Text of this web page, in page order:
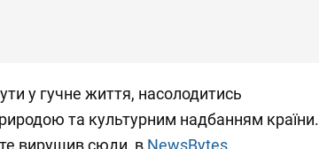
у гучне життя, насолодитись
та культурним надбанням країни.